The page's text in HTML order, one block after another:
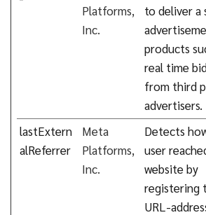
Platforms,
Inc.
to deliver a
products
real time
from third
advertisers.
lastExtern
alReferrer
Meta
Platforms,
Inc.
Detects
user
website by
registering
URL-